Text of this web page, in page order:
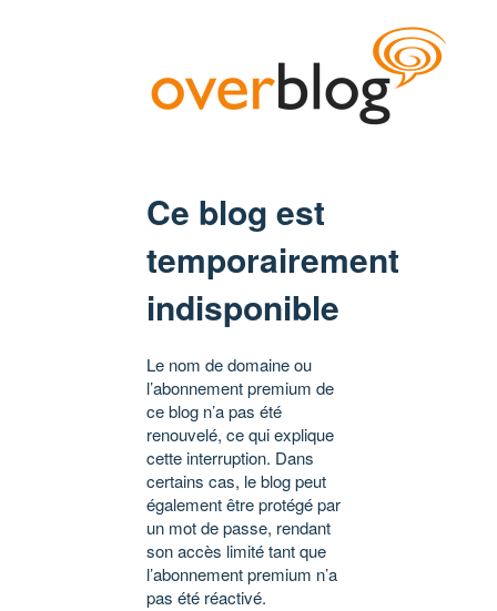
Ce blog est
temporairement
indisponible
Le nom de domaine ou
l’abonnement premium de
ce blog n’a pas été
renouvelé, ce qui explique
cette interruption. Dans
certains cas, le blog peut
également être protégé par
un mot de passe, rendant
son accès limité tant que
l’abonnement premium n’a
pas été réactivé.